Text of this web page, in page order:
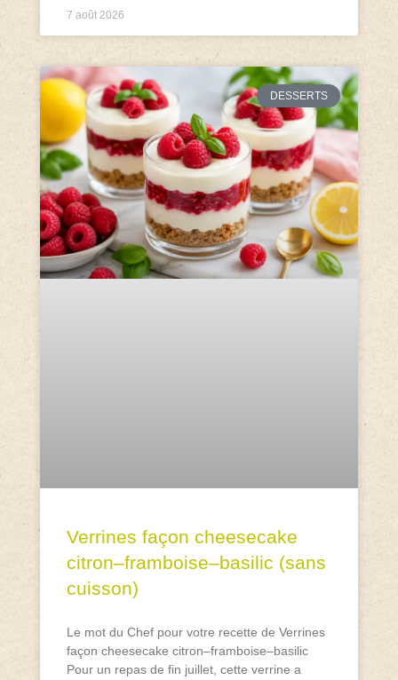
7 août 2026
DESSERTS
Verrines façon cheesecake
citron–framboise–basilic (sans
cuisson)
Le mot du Chef pour votre recette de Verrines
façon cheesecake citron–framboise–basilic
Pour un repas de fin juillet, cette verrine a